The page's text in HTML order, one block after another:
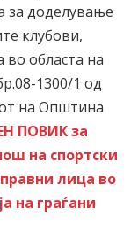
за доделување
клубови,
во областа на
1300/1 од
на Општина
ПОВИК за
на спортски
лица во
на граѓани